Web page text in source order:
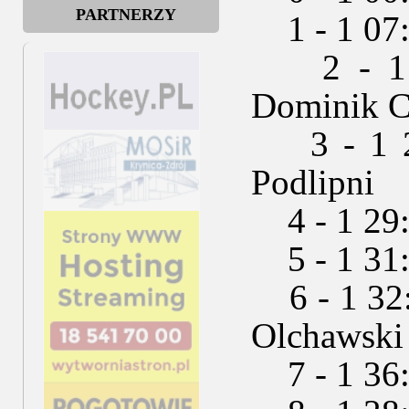
PARTNERZY
1 - 1
2 - 1
Dominik
3 - 1
Podlipni
4 - 1
5 - 1
6 - 1
Olchawski
7 - 1